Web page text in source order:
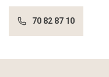
70 82 87 10